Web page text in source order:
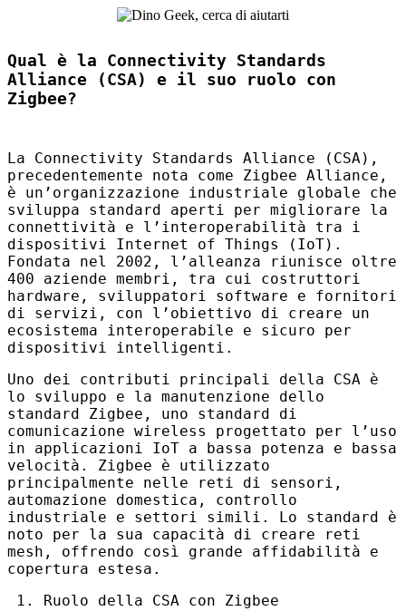
Qual è la Connectivity Standards
Alliance (CSA) e il suo ruolo con
Zigbee?
La Connectivity Standards Alliance ( CSA),
precedentemente nota come Zigbee Alliance,
è un’organizzazione industriale globale che
sviluppa standard aperti per migliorare la
connettività e l’interoperabilità tra i
dispositivi Internet of Things (IoT).
Fondata nel 2002, l’alleanza riunisce oltre
400 aziende membri, tra cui costruttori
hardware, sviluppatori software e fornitori
di servizi, con l’obiettivo di creare un
ecosistema interoperabile e sicuro per
dispositivi intelligenti.
Uno dei contributi principali della CSA è
lo sviluppo e la manutenzione dello
standard Zigbee, uno standard di
comunicazione wireless progettato per l’uso
in applicazioni IoT a bassa potenza e bassa
velocità. Zigbee è utilizzato
principalmente nelle reti di sensori,
automazione domestica, controllo
industriale e settori simili. Lo standard è
noto per la sua capacità di creare reti
mesh, offrendo così grande affidabilità e
copertura estesa.
Ruolo della CSA con Zigbee